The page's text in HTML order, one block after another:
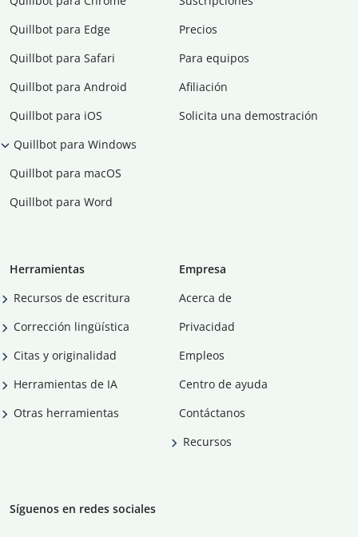
Quillbot para Edge
Quillbot para Safari
Quillbot para Android
Quillbot para iOS
Quillbot para Windows
Quillbot para macOS
Quillbot para Word
Precios
Para equipos
Afiliación
Solicita una demostración
Herramientas
Recursos de escritura
Corrección lingüística
Citas y originalidad
Herramientas de IA
Otras herramientas
Empresa
Acerca de
Privacidad
Empleos
Centro de ayuda
Contáctanos
Recursos
Síguenos en redes sociales